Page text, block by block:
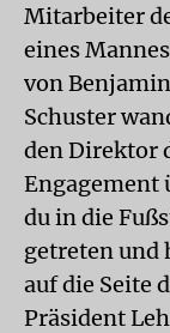
Mitarbeiter
eines
von
Schuster
den Direktor
Engagement
du in die
getreten und
auf die Seite
Präsident